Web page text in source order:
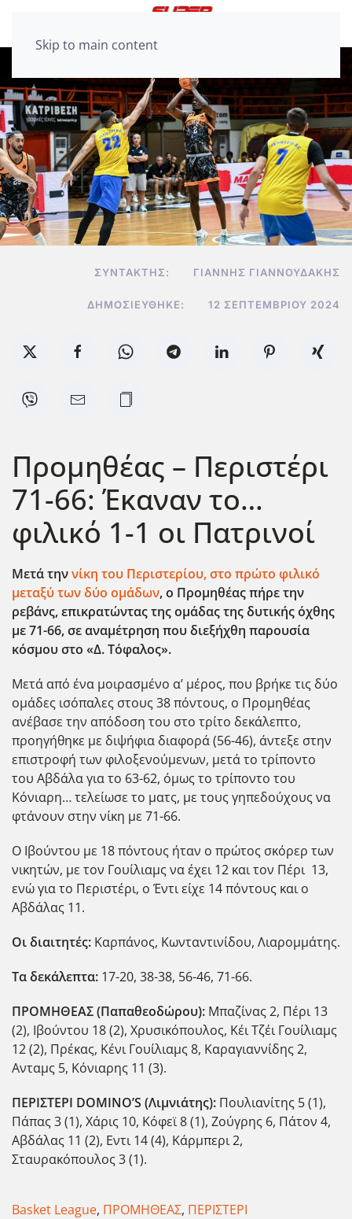
Skip to main content
ΣΥΝΤΆΚΤΗΣ: ΓΙΆΝΝΗΣ ΓΙΑΝΝΟΥΔΆΚΗΣ
ΔΗΜΟΣΙΕΎΘΗΚΕ: 12 ΣΕΠΤΕΜΒΡΊΟΥ 2024
Προμηθέας – Περιστέρι
71-66: Έκαναν το…
φιλικό 1-1 οι Πατρινοί
Μετά τηννίκη του Περιστερίου, στο πρώτο φιλικό
μεταξύ των δύο ομάδων, ο Προμηθέας πήρε την
ρεβάνς, επικρατώντας της ομάδας της δυτικής όχθης
με 71-66, σε αναμέτρηση που διεξήχθη παρουσία
κόσμου στο «Δ. Τόφαλος».
Μετά από ένα μοιρασμένο α’ μέρος, που βρήκε τις δύο
ομάδες ισόπαλες στους 38 πόντους, ο Προμηθέας
ανέβασε την απόδοση του στο τρίτο δεκάλεπτο,
προηγήθηκε με διψήφια διαφορά (56-46), άντεξε στην
επιστροφή των φιλοξενούμενων, μετά το τρίποντο
του Αβδάλα για το 63-62, όμως το τρίποντο του
Κόνιαρη… τελείωσε το ματς, με τους γηπεδούχους να
φτάνουν στην νίκη με 71-66.
Ο Ιβούντου με 18 πόντους ήταν ο πρώτος σκόρερ των
νικητών, με τον Γουίλιαμς να έχει 12 και τον Πέρι 13,
ενώ για το Περιστέρι, ο Έντι είχε 14 πόντους και ο
Αβδάλας 11.
Οι διαιτητές: Καρπάνος, Κωνταντινίδου, Λιαρομμάτης.
Τα δεκάλεπτα: 17-20, 38-38, 56-46, 71-66.
ΠΡΟΜΗΘΕΑΣ (Παπαθεοδώρου): Μπαζίνας 2, Πέρι 13
(2), Ιβούντου 18 (2), Χρυσικόπουλος, Κέι Τζέι Γουίλιαμς
12 (2), Πρέκας, Κένι Γουίλιαμς 8, Καραγιαννίδης 2,
Ανταμς 5, Κόνιαρης 11 (3).
ΠΕΡΙΣΤΕΡΙ DOMINO’S (Λιμνιάτης): Πουλιανίτης 5 (1),
Πάπας 3 (1), Χάρις 10, Κόφεϊ 8 (1), Ζούγρης 6, Πάτον 4,
Αβδάλας 11 (2), Εντι 14 (4), Κάρμπερι 2,
Σταυρακόπουλος 3 (1).
Basket League, ΠΡΟΜΗΘΕΑΣ, ΠΕΡΙΣΤΕΡΙ